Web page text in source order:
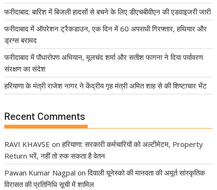
फरीदाबाद: बारिश में बिजली हादसों से बचने के लिए डीएचबीवीएन की एडवाइजरी जारी
फरीदाबाद में ऑपरेशन ट्रैकडाउन, एक दिन में 60 अपराधी गिरफ्तार, हथियार और
ड्रग्स बरामद
फरीदाबाद में पौधारोपण अभियान, मूलचंद शर्मा और सतीश फागना ने दिया पर्यावरण
संरक्षण का संदेश
हरियाणा के मंत्री राजेश नागर ने केंद्रीय गृह मंत्री अमित शाह से की शिष्टाचार भेंट
Recent Comments
RAVI KHAVSE onहरियाणा: सरकारी कर्मचारियों को अल्टीमेटम, Property
Return भरें, नहीं तो रुक सकता है वेतन
Pawan Kumar Nagpal onदिवाली यूनेस्को की मानवता की अमूर्त सांस्कृतिक
विरासत की प्रतिनिधि सूची में शामिल